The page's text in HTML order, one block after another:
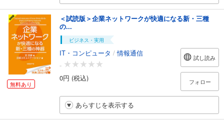
無料あり
＜試読版＞企業ネットワークが快適になる新・三種
の...
ビジネス・実用
IT・コンピュータ /情報通信
-
0円 (税込)
試し読み
フォロー
あらすじを表示する